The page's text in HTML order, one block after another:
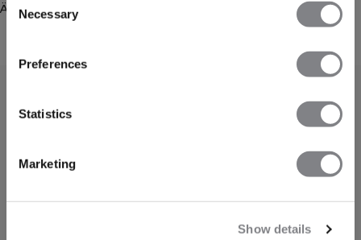
Selection
Necessary
Preferences
Statistics
Marketing
Show details
Ähnliche Produkte